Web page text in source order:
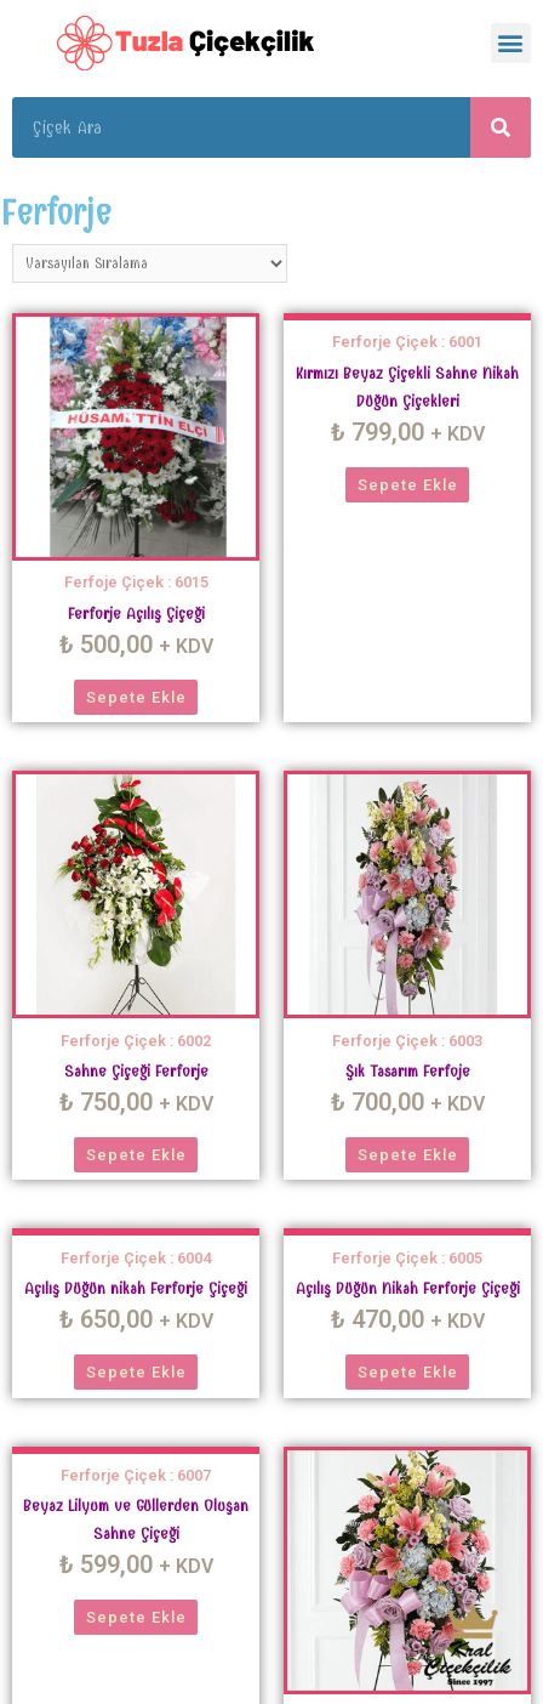
Ferforje
Ferfoje Çiçek : 6015
Ferforje Açılış Çiçeği
₺ 500,00 + KDV
Sepete Ekle
Ferforje Çiçek : 6001
Kırmızı Beyaz Çiçekli Sahne Nikah
Düğün Çiçekleri
₺ 799,00 + KDV
Sepete Ekle
Ferforje Çiçek : 6002
Sahne Çiçeği Ferforje
₺ 750,00 + KDV
Sepete Ekle
Ferforje Çiçek : 6003
Şık Tasarım Ferfoje
₺ 700,00 + KDV
Sepete Ekle
Ferforje Çiçek : 6004
Açılış Düğün nikah Ferforje Çiçeği
₺ 650,00 + KDV
Sepete Ekle
Ferforje Çiçek : 6005
Açılış Düğün Nikah Ferforje Çiçeği
₺ 470,00 + KDV
Sepete Ekle
Ferforje Çiçek : 6007
Beyaz Lilyum ve Güllerden Oluşan
Sahne Çiçeği
₺ 599,00 + KDV
Sepete Ekle